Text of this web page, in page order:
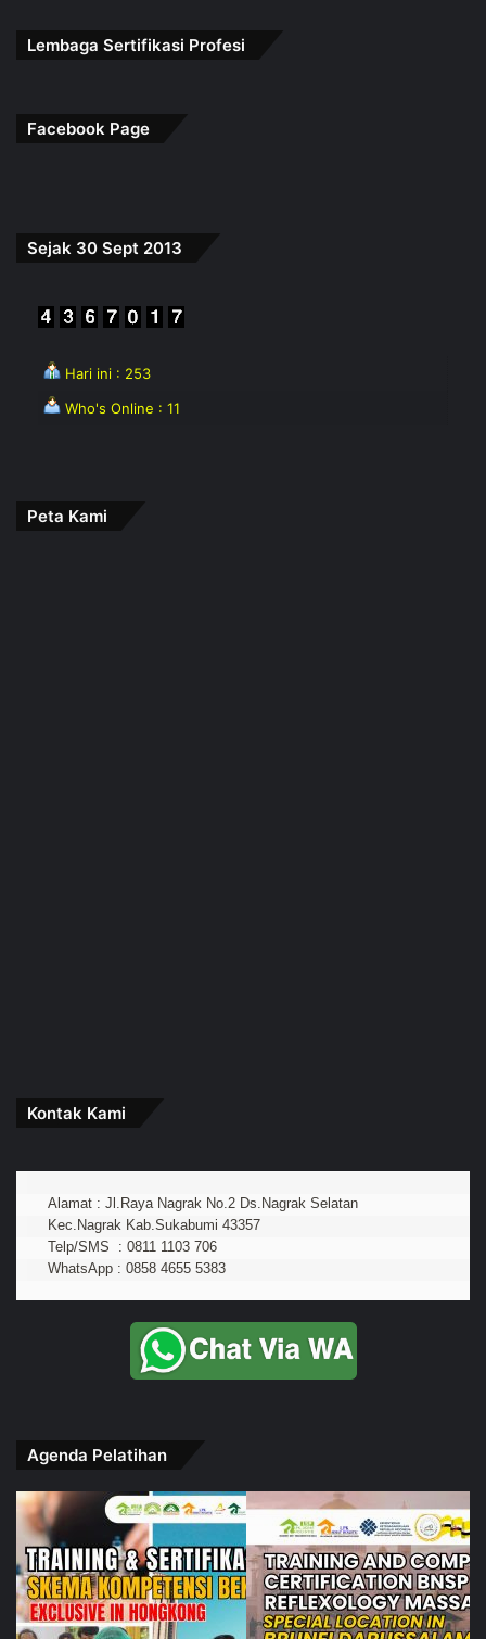
Lembaga Sertifikasi Profesi
Facebook Page
Sejak 30 Sept 2013
Hari ini : 253
Who's Online : 11
Peta Kami
Kontak Kami
Alamat : Jl.Raya Nagrak No.2 Ds.Nagrak Selatan
Kec.Nagrak Kab.Sukabumi 43357
Telp/SMS  : 0811 1103 706
WhatsApp : 0858 4655 5383
Agenda Pelatihan